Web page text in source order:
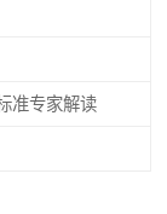
准专家解读
工程预算定额